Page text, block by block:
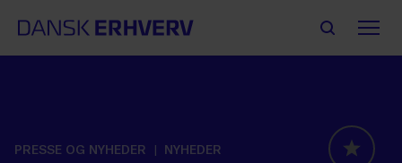
PRESSE OG NYHEDER
NYHEDER